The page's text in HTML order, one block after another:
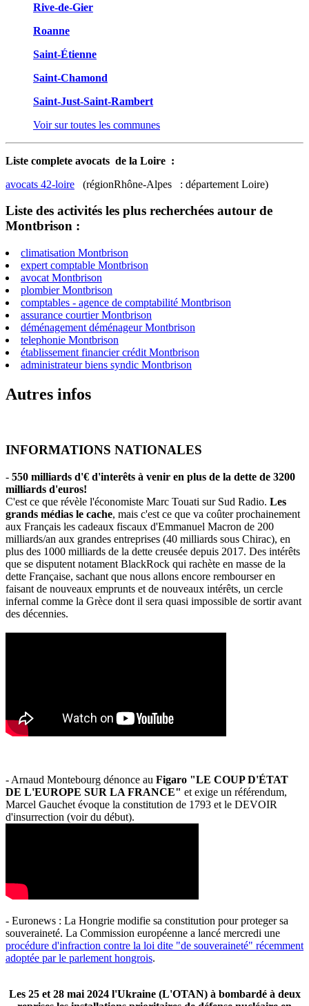
Rive-de-Gier
Roanne
Saint-Étienne
Saint-Chamond
Saint-Just-Saint-Rambert
Voir sur toutes les communes
Liste complete avocats de la Loire :
avocats 42-loire (régionRhône-Alpes : département Loire)
Liste des activités les plus recherchées autour de
Montbrison :
climatisation Montbrison
expert comptable Montbrison
avocat Montbrison
plombier Montbrison
comptables - agence de comptabilité Montbrison
assurance courtier Montbrison
déménagement déménageur Montbrison
telephonie Montbrison
établissement financier crédit Montbrison
administrateur biens syndic Montbrison
Autres infos
INFORMATIONS NATIONALES
- 550 milliards d'€ d'interêts à venir en plus de la dette de 3200
milliards d'euros!
C'est ce que révèle l'économiste Marc Touati sur Sud Radio. Les
grands médias le cache, mais c'est ce que va coûter prochainement
aux Français les cadeaux fiscaux d'Emmanuel Macron de 200
milliards/an aux grandes entreprises (40 milliards sous Chirac), en
plus des 1000 milliards de la dette creusée depuis 2017. Des intérêts
que se disputent notament BlackRock qui rachète en masse de la
dette Française, sachant que nous allons encore rembourser en
faisant de nouveaux emprunts et de nouveaux intérêts, un cercle
infernal comme la Grèce dont il sera quasi impossible de sortir avant
des décennies.
- Arnaud Montebourg dénonce au Figaro "LE COUP D'ÉTAT
DE L'EUROPE SUR LA FRANCE" et exige un référendum,
Marcel Gauchet évoque la constitution de 1793 et le DEVOIR
d'insurrection (voir du début).
- Euronews : La Hongrie modifie sa constitution pour proteger sa
souveraineté. La Commission européenne a lancé mercredi une
procédure d'infraction contre la loi dite "de souveraineté" récemment
adoptée par le parlement hongrois.
Les 25 et 28 mai 2024 l'Ukraine (L'OTAN) à bombardé à deux